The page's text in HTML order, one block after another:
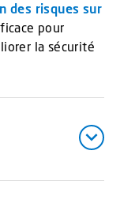
des risques sur
pour
la sécurité